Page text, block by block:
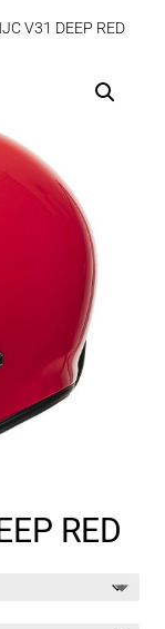
V31 DEEP RED
RED